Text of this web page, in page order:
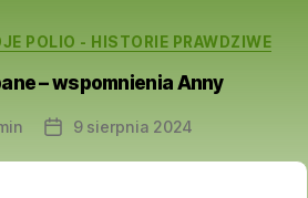
Categories
POLIO - HISTORIE PRAWDZIWE
– wspomnienia Anny
Post9 sierpnia 2024